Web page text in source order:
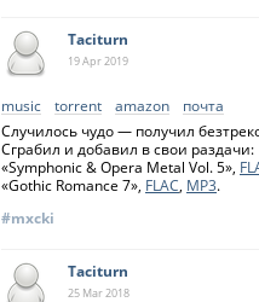
Taciturn
19 Apr2019
music torrent amazon
почта
Случилось чудо — получил
Сграбил и добавил в свои раздачи:
«Symphonic & Opera Metal Vol. 5»,
«Gothic Romance 7», FLAC, MP3.
#mxcki
Taciturn
25 Mar2018